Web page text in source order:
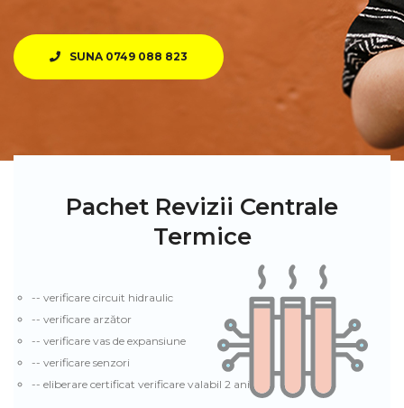
SUNA 0749 088 823
Pachet Revizii Centrale
Termice
-- verificare circuit hidraulic
-- verificare arzător
-- verificare vas de expansiune
-- verificare senzori
-- eliberare certificat verificare valabil 2 ani